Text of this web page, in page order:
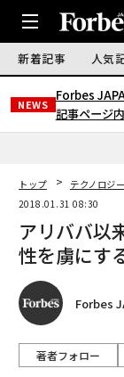
新着記事 人気
NEWS
Forbes
記事ページ
トップ テクノロジー
2018.01.31 08:30
アリババ以
性を虜にす
Forbes
著者フォロー